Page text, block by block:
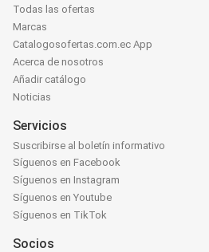
Todas las ofertas
Marcas
Catalogosofertas.com.ec App
Acerca de nosotros
Añadir catálogo
Noticias
Servicios
Suscribirse al boletín informativo
Síguenos en Facebook
Síguenos en Instagram
Síguenos en Youtube
Síguenos en TikTok
Socios